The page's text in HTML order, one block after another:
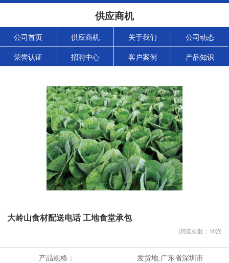
供应商机
公司首页 供应商机 关于我们 公司动态
荣誉认证 招聘中心 客户案例 产品知识
大岭山食材配送电话 工地食堂承包
浏览次数： 50次
产品规格： 发货地:广东省深圳市